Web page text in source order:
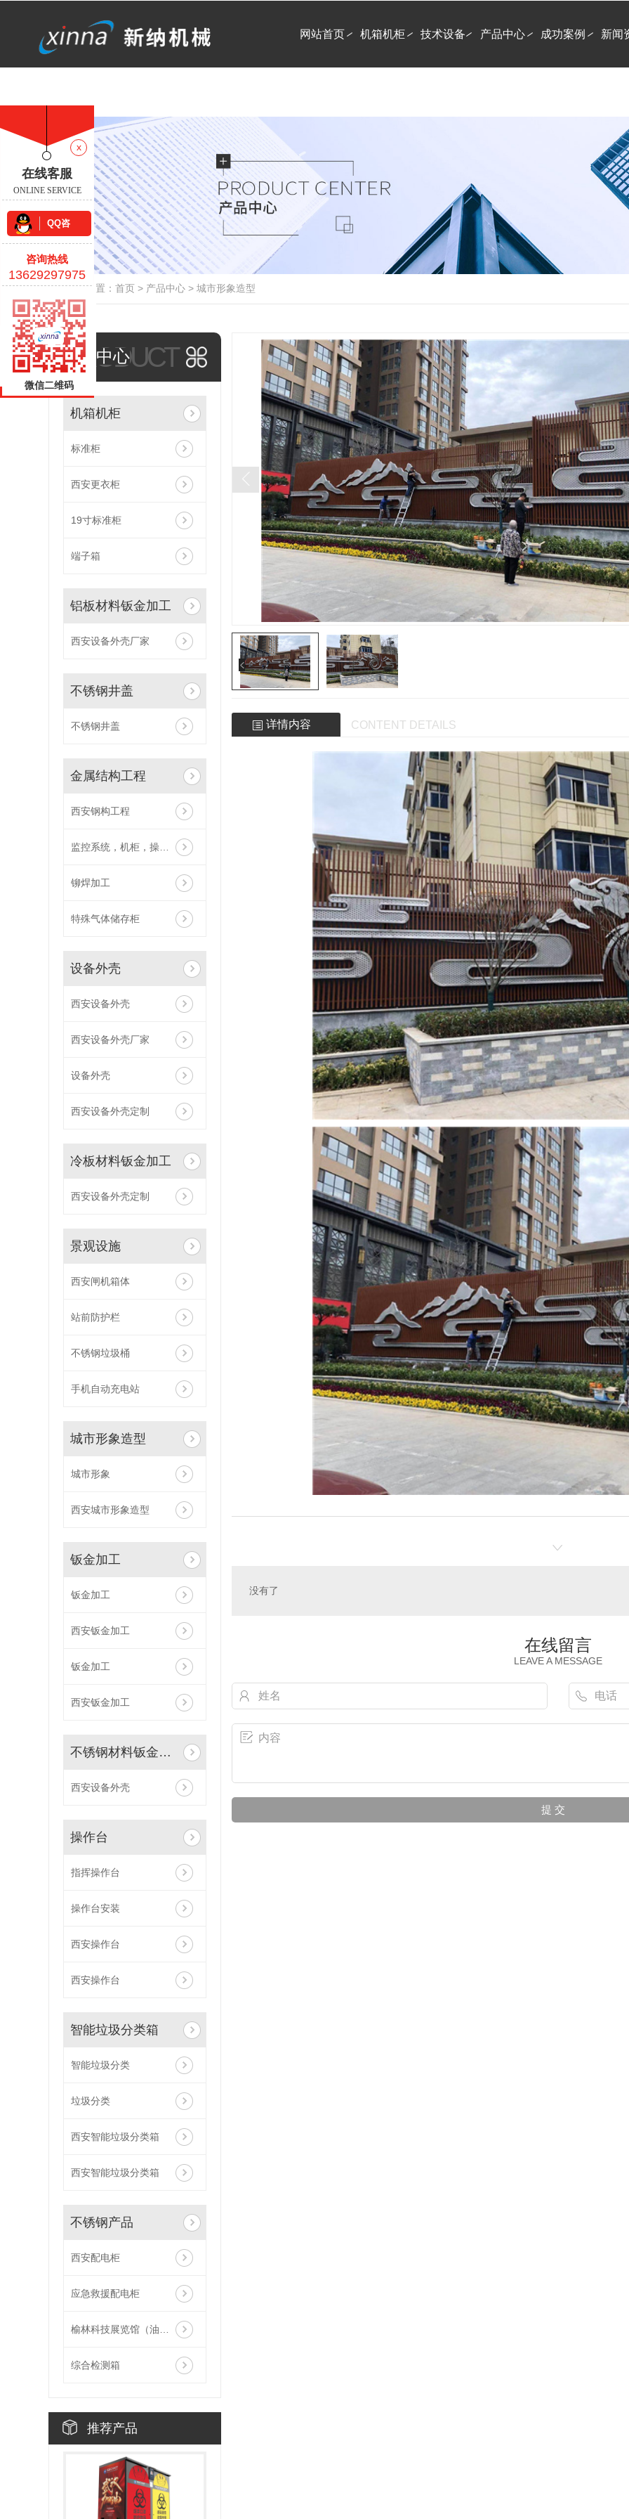
网站首页 机箱机柜 技术设备 产品中心 成功案例 新闻
当前位置： 首页 > 产品中心 > 城市形象造型
PRODUCT
产品中心
机箱机柜
标准柜
西安更衣柜
19寸标准柜
端子箱
铝板材料钣金加工
西安设备外壳厂家
不锈钢井盖
不锈钢井盖
金属结构工程
西安钢构工程
监控系统，机柜，操作台，电视墙
铆焊加工
特殊气体储存柜
设备外壳
西安设备外壳
西安设备外壳厂家
设备外壳
西安设备外壳定制
冷板材料钣金加工
西安设备外壳定制
景观设施
西安闸机箱体
站前防护栏
不锈钢垃圾桶
手机自动充电站
城市形象造型
城市形象
西安城市形象造型
钣金加工
钣金加工
西安钣金加工
钣金加工
西安钣金加工
不锈钢材料钣金加工
西安设备外壳
操作台
指挥操作台
操作台安装
西安操作台
西安操作台
智能垃圾分类箱
智能垃圾分类
垃圾分类
西安智能垃圾分类箱
西安智能垃圾分类箱
不锈钢产品
西安配电柜
应急救援配电柜
榆林科技展览馆（油田模型）
综合检测箱
推荐产品
详情内容 CONTENT DETAILS
没有了
在线留言
LEAVE A MESSAGE
x
在线客服
ONLINE SERVICE
QQ咨
询
咨询热线
13629297975
微信二维码